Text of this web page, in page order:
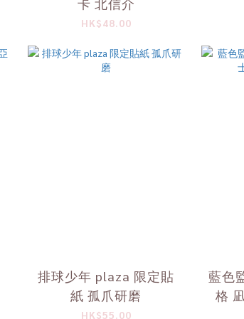
卡 北信介
HK$48.00
排球少年 plaza 限定貼
紙 孤爪研磨
HK$55.00
藍色
格